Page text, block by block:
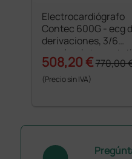
Electrocardiógrafo
Contec 600G - ecg
derivaciones, 3/6
canales,
508,20 €770,00
(Precio sin IVA)